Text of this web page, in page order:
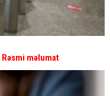
Rəsmi məlumat